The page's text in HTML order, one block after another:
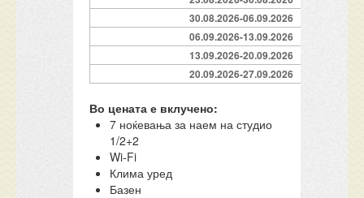
30.08.2026-06.09.2026
06.09.2026-13.09.2026
13.09.2026-20.09.2026
20.09.2026-27.09.2026
Во цената е вклучено:
7 ноќевања за наем на студио
1/2+2
Wi-Fi
Клима уред
Базен